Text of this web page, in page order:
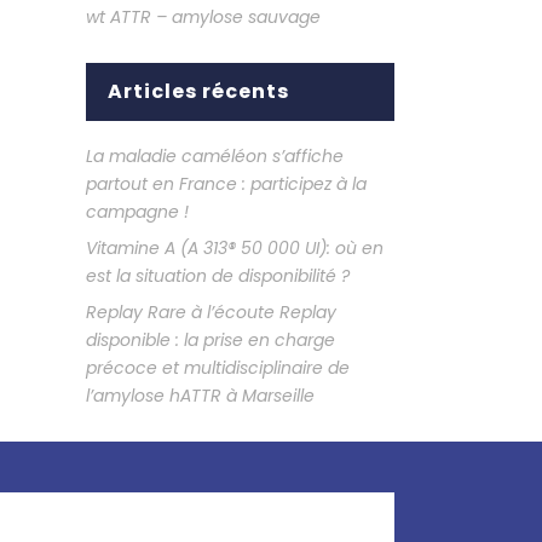
wt ATTR – amylose sauvage
Articles récents
La maladie caméléon s’affiche
partout en France : participez à la
campagne !
Vitamine A (A 313® 50 000 UI): où en
est la situation de disponibilité ?
Replay Rare à l’écoute Replay
disponible : la prise en charge
précoce et multidisciplinaire de
l’amylose hATTR à Marseille